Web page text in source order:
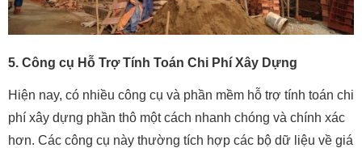
5. Công cụ Hỗ Trợ Tính Toán Chi Phí Xây Dựng
Hiện nay, có nhiều công cụ và phần mềm hỗ trợ tính toán chi
phí xây dựng phần thô một cách nhanh chóng và chính xác
hơn. Các công cụ này thường tích hợp các bộ dữ liệu về giá